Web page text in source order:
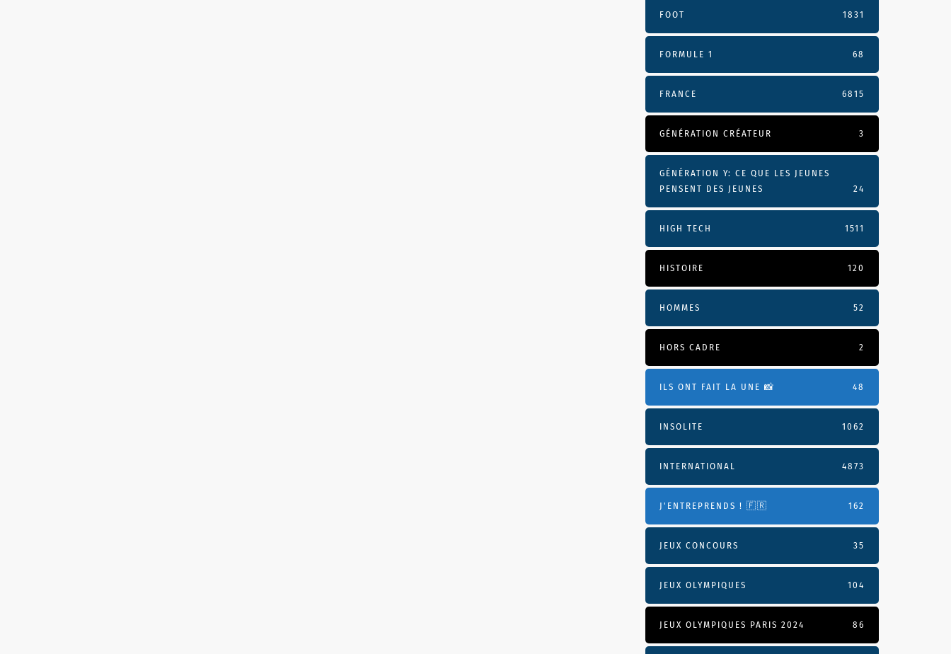
FOOT 1831
FORMULE 1 68
FRANCE 6815
GÉNÉRATION CRÉATEUR 3
GÉNÉRATION Y: CE QUE LES JEUNES
PENSENT DES JEUNES
24
HIGH TECH 1511
HISTOIRE 120
HOMMES 52
HORS CADRE 2
ILS ONT FAIT LA UNE 📸 48
INSOLITE 1062
INTERNATIONAL 4873
J'ENTREPRENDS ! 🇫🇷 162
JEUX CONCOURS 35
JEUX OLYMPIQUES 104
JEUX OLYMPIQUES PARIS 2024 86